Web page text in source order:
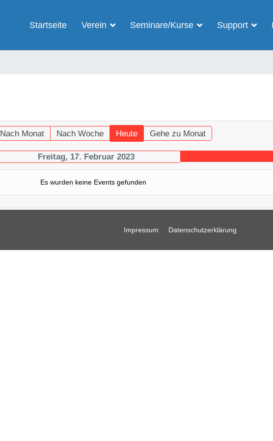
Startseite Verein Seminare/Kurse Support
Nach Monat Nach Woche Heute Gehe zu Monat
Freitag, 17. Februar 2023
Es wurden keine Events gefunden
Impressum Datenschutzerklärung